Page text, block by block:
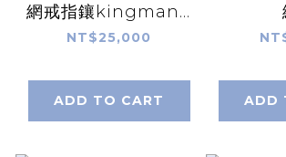
網戒指鑲kingmang
松石
NT$25,000
ADD TO CART ADD